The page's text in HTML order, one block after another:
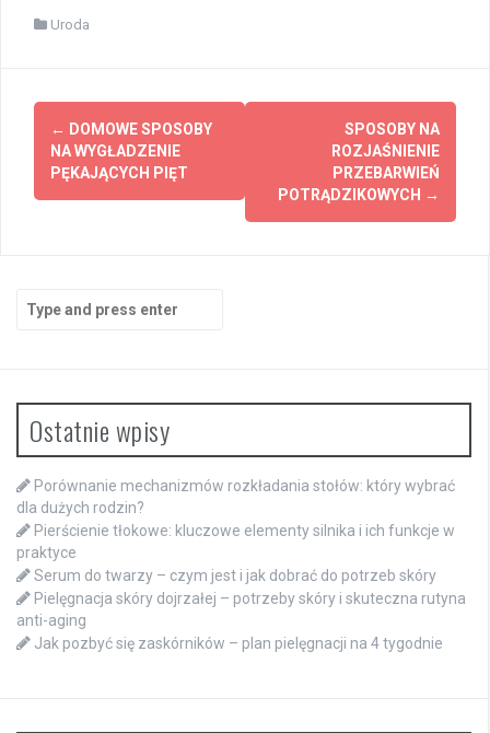
Uroda
Post
navigation
← DOMOWE SPOSOBY
NA WYGŁADZENIE
PĘKAJĄCYCH PIĘT
SPOSOBY NA
ROZJAŚNIENIE
PRZEBARWIEŃ
POTRĄDZIKOWYCH →
Search
for:
Ostatnie wpisy
Porównanie mechanizmów rozkładania stołów: który wybrać
dla dużych rodzin?
Pierścienie tłokowe: kluczowe elementy silnika i ich funkcje w
praktyce
Serum do twarzy – czym jest i jak dobrać do potrzeb skóry
Pielęgnacja skóry dojrzałej – potrzeby skóry i skuteczna rutyna
anti-aging
Jak pozbyć się zaskórników – plan pielęgnacji na 4 tygodnie